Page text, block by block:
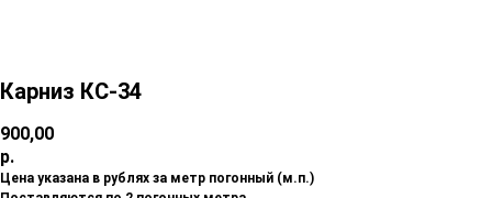
Карниз КС-34
900,00
р.
Цена указана в рублях за метр погонный (м.п.)